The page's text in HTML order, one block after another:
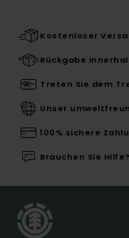
Kostenloser
Rückgabe
Treten Sie dem
Unser
100% sichere
Brauchen Sie Hilfe?